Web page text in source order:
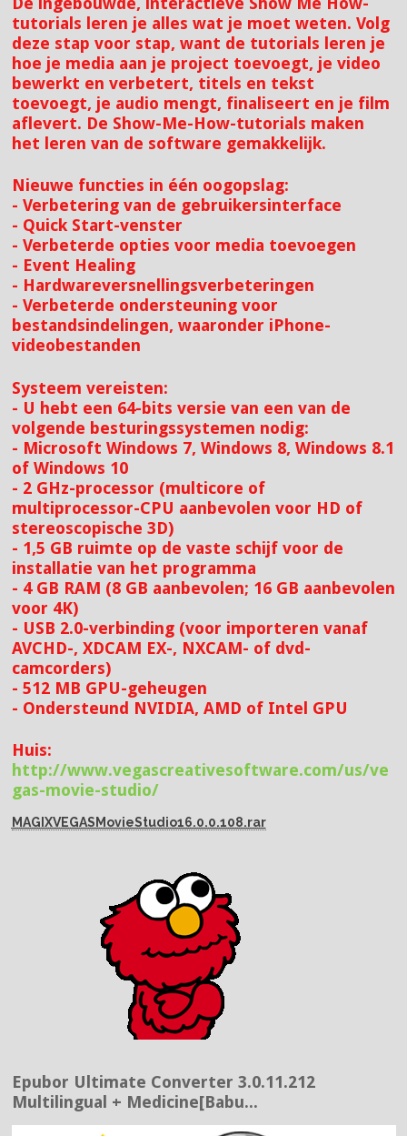
tutorials leren je alles wat je moet weten. Volg
deze stap voor stap, want de tutorials leren je
hoe je media aan je project toevoegt, je video
bewerkt en verbetert, titels en tekst
toevoegt, je audio mengt, finaliseert en je film
aflevert. De Show-Me-How-tutorials maken
het leren van de software gemakkelijk.
Nieuwe functies in één oogopslag:
- Verbetering van de gebruikersinterface
- Quick Start-venster
- Verbeterde opties voor media toevoegen
- Event Healing
- Hardwareversnellingsverbeteringen
- Verbeterde ondersteuning voor
bestandsindelingen, waaronder iPhone-
videobestanden
Systeem vereisten:
- U hebt een 64-bits versie van een van de
volgende besturingssystemen nodig:
- Microsoft Windows 7, Windows 8, Windows 8.1
of Windows 10
- 2 GHz-processor (multicore of
multiprocessor-CPU aanbevolen voor HD of
stereoscopische 3D)
- 1,5 GB ruimte op de vaste schijf voor de
installatie van het programma
- 4 GB RAM (8 GB aanbevolen; 16 GB aanbevolen
voor 4K)
- USB 2.0-verbinding (voor importeren vanaf
AVCHD-, XDCAM EX-, NXCAM- of dvd-
camcorders)
- 512 MB GPU-geheugen
- Ondersteund NVIDIA, AMD of Intel GPU
Huis:
http://www.vegascreativesoftware.com/us/ve
gas-movie-studio/
MAGIXVEGASMovieStudio16.0.0.108.rar
Epubor Ultimate Converter 3.0.11.212
Multilingual + Medicine[Babu...